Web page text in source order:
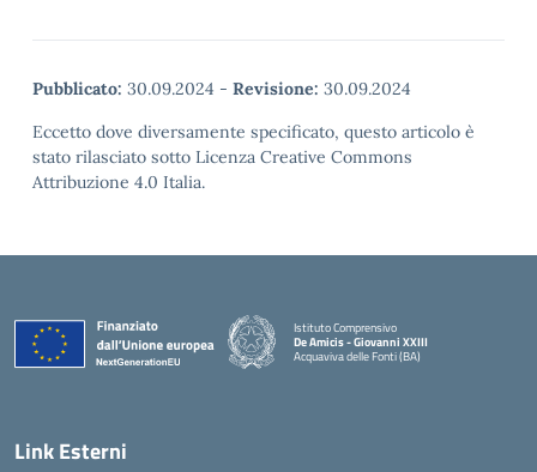
Pubblicato: 30.09.2024 - Revisione: 30.09.2024
Eccetto dove diversamente specificato, questo articolo è
stato rilasciato sotto Licenza Creative Commons
Attribuzione 4.0 Italia.
Istituto Comprensivo
De Amicis - Giovanni XXIII
Acquaviva delle Fonti (BA)
— Visita la pagina iniziale della scuola
Link Esterni